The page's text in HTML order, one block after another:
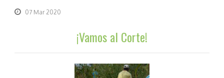
07 Mar 2020
¡Vamos al Corte!